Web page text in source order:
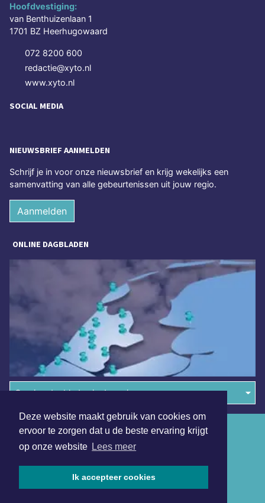
Deze website maakt gebruik van cookies om
ervoor te zorgen dat u de beste ervaring krijgt
op onze website Lees meer
Ik accepteer cookies
Hoofdvestiging:
van Benthuizenlaan 1
1701 BZ Heerhugowaard
072 8200 600
redactie@xyto.nl
www.xyto.nl
SOCIAL MEDIA
NIEUWSBRIEF AANMELDEN
Schrijf je in voor onze nieuwsbrief en krijg wekelijks een
samenvatting van alle gebeurtenissen uit jouw regio.
Aanmelden
ONLINE DAGBLADEN
Overige dagbladen in de regio
Algemene voorwaarden
Disclaimer